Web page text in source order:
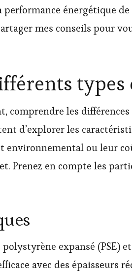
énergétique
mes conseils pour
comprendre les
d’explorer les
ou leur
Prenez en compte les
expansé (PSE)
avec des épaisseurs